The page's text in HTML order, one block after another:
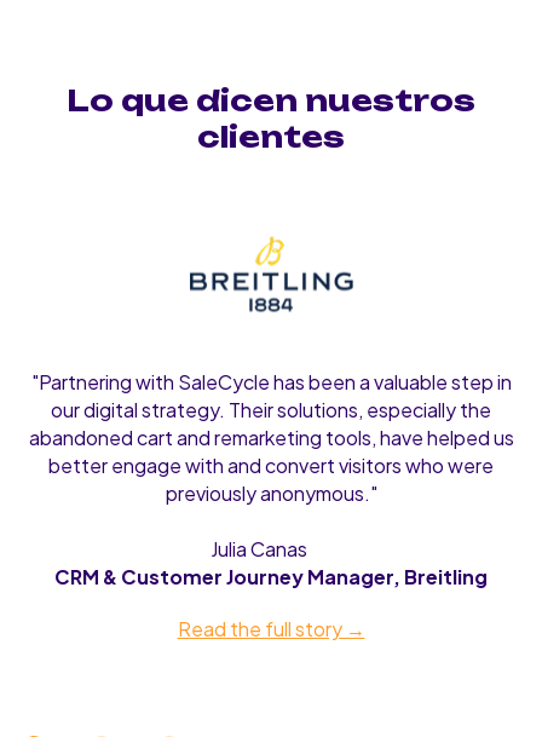
Lo que dicen nuestros
clientes
"Partnering with SaleCycle has been a valuable step in
our digital strategy. Their solutions, especially the
abandoned cart and remarketing tools, have helped us
better engage with and convert visitors who were
previously anonymous."
Julia Canas
CRM & Customer Journey Manager, Breitling
Read the full story →